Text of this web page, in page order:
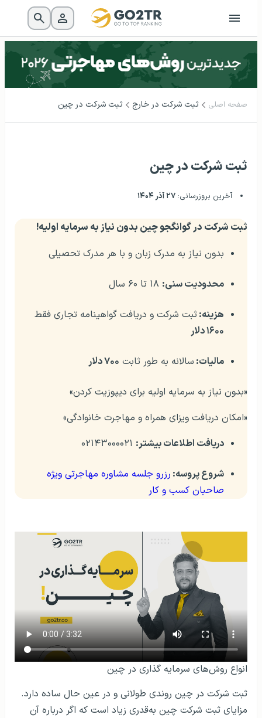
صفحه اصلی ثبت شرکت در خارج ثبت شرکت در چین
ثبت شرکت در چین
آخرین بروزرسانی: ۲۷ آذر ۱۴۰۴
ثبت شرکت در گوانگجو چین بدون نیاز به سرمایه اولیه!
بدون نیاز به مدرک زبان و با هر مدرک تحصیلی
محدودیت سنی:
هزینه:ثبت‌ شرکت و دریافت گواهینامه تجاری فقط
۱۶۰۰ دلار
مالیات: سالانه به‌ طور ثابت ۷۰۰ دلار
«بدون نیاز به سرمایه اولیه برای دیپوزیت کردن»
«امکان دریافت ویزای همراه و مهاجرت خانوادگی»
دریافت اطلاعات بیشتر:
شروع پروسه: رزرو جلسه مشاوره مهاجرتی ویژه
صاحبان کسب و کار
انواع روش‌های سرمایه گذاری در چین
ثبت شرکت در چین روندی طولانی و در عین حال ساده دارد.
مزایای ثبت شرکت چین به‌قدری زیاد است که اگر درباره آن